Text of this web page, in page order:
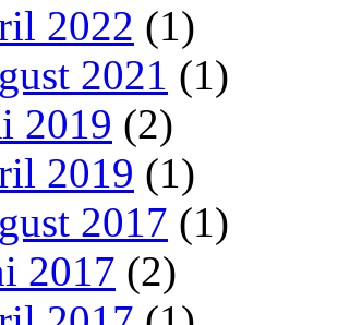
2022 (1)
2021 (1)
2019 (2)
2019 (1)
2017 (1)
2017 (2)